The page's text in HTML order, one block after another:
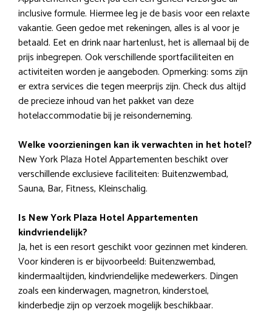
inclusive formule. Hiermee leg je de basis voor een relaxte
vakantie. Geen gedoe met rekeningen, alles is al voor je
betaald. Eet en drink naar hartenlust, het is allemaal bij de
prijs inbegrepen. Ook verschillende sportfaciliteiten en
activiteiten worden je aangeboden. Opmerking: soms zijn
er extra services die tegen meerprijs zijn. Check dus altijd
de precieze inhoud van het pakket van deze
hotelaccommodatie bij je reisonderneming.
Welke voorzieningen kan ik verwachten in het hotel?
New York Plaza Hotel Appartementen beschikt over
verschillende exclusieve faciliteiten: Buitenzwembad,
Sauna, Bar, Fitness, Kleinschalig.
Is New York Plaza Hotel Appartementen
kindvriendelijk?
Ja, het is een resort geschikt voor gezinnen met kinderen.
Voor kinderen is er bijvoorbeeld: Buitenzwembad,
kindermaaltijden, kindvriendelijke medewerkers. Dingen
zoals een kinderwagen, magnetron, kinderstoel,
kinderbedje zijn op verzoek mogelijk beschikbaar.